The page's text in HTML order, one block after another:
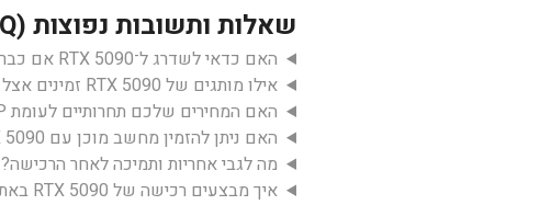
שאלות ותשובות נפוצות (FAQ) – RTX 5090
האם כדאי לשדרג ל־RTX 5090 אם כבר יש לי RTX 4090?
אילו מותגים של RTX 5090 זמינים אצל אופק פי סי?
האם המחירים שלכם תחרותיים לעומת KSP ו-Ivory?
האם ניתן להזמין מחשב מוכן עם RTX 5090?
מה לגבי אחריות ותמיכה לאחר הרכישה?
איך מבצעים רכישה של RTX 5090 באתר?